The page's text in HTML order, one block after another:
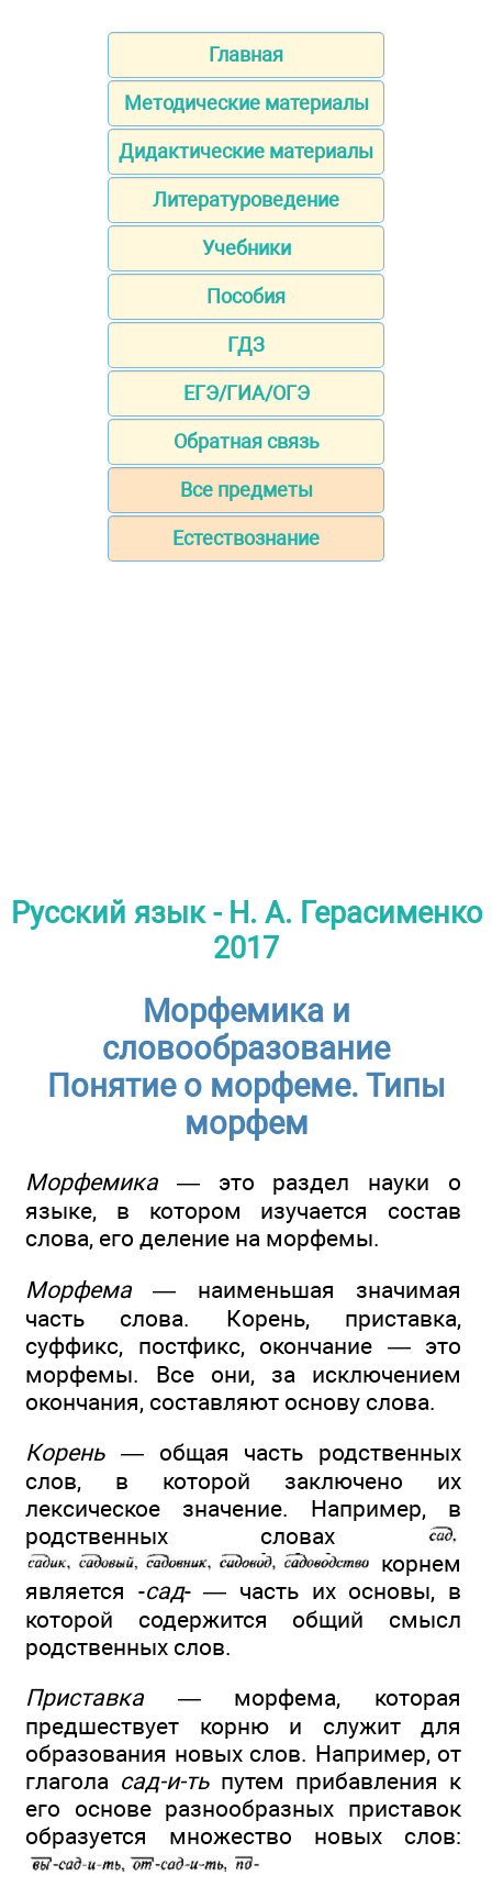
Главная
Методические материалы
Дидактические материалы
Литературоведение
Учебники
Пособия
ГДЗ
ЕГЭ/ГИА/ОГЭ
Обратная связь
Все предметы
Естествознание
Русский язык - Н. А. Герасименко
2017
Морфемика и
словообразование
Понятие о морфеме. Типы
морфем
Морфемика — это раздел науки о
языке, в котором изучается состав
слова, его деление на морфемы.
Морфема — наименьшая значимая
часть слова. Корень, приставка,
суффикс, постфикс, окончание — это
морфемы. Все они, за исключением
окончания, составляют основу слова.
Корень — общая часть родственных
слов, в которой заключено их
лексическое значение. Например, в
родственных словах
корнем
является -сад- — часть их основы, в
которой содержится общий смысл
родственных слов.
Приставка — морфема, которая
предшествует корню и служит для
образования новых слов. Например, от
глагола сад-и-ть путем прибавления к
его основе разнообразных приставок
образуется множество новых слов: